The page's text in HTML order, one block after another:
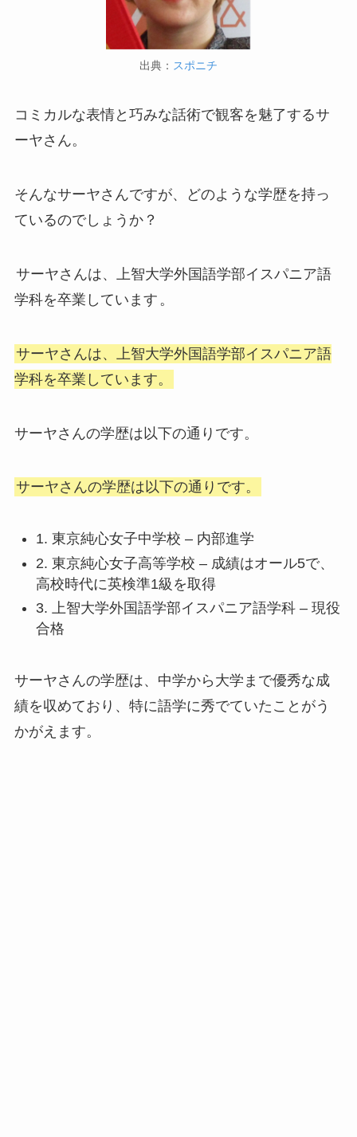
出典： スポニチ
コミカルな表情と巧みな話術で観客を魅了するサ
ーヤさん。
そんなサーヤさんですが、どのような学歴を持っ
ているのでしょうか？
サーヤさんは、上智大学外国語学部イスパニア語
学科を卒業しています 。
サーヤさんは、上智大学外国語学部イスパニア語
学科を卒業しています。
サーヤさんの学歴は以下の通りです。
サーヤさんの学歴は以下の通りです。
1. 東京純心女子中学校 – 内部進学
2. 東京純心女子高等学校 – 成績はオール5で、
高校時代に英検準1級を取得
3. 上智大学外国語学部イスパニア語学科 – 現役
合格
サーヤさんの学歴は、中学から大学まで優秀な成
績を収めており、特に語学に秀でていたことがう
かがえます。